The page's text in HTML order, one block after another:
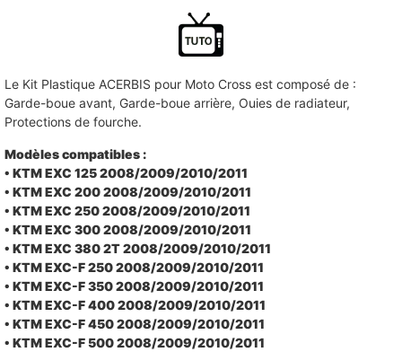
Le Kit Plastique ACERBIS pour Moto Cross est composé de :
Garde-boue avant, Garde-boue arrière, Ouies de radiateur,
Protections de fourche.
Modèles compatibles :
• KTM EXC 125 2008/2009/2010/2011
• KTM EXC 200 2008/2009/2010/2011
• KTM EXC 250 2008/2009/2010/2011
• KTM EXC 300 2008/2009/2010/2011
• KTM EXC 380 2T 2008/2009/2010/2011
• KTM EXC-F 250 2008/2009/2010/2011
• KTM EXC-F 350 2008/2009/2010/2011
• KTM EXC-F 400 2008/2009/2010/2011
• KTM EXC-F 450 2008/2009/2010/2011
• KTM EXC-F 500 2008/2009/2010/2011